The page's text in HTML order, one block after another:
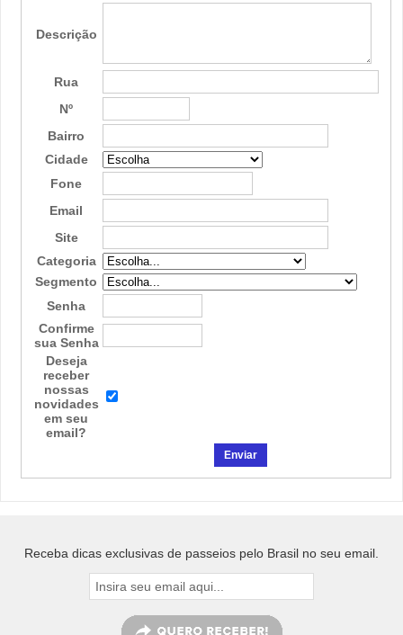
Descrição
Rua
Nº
Bairro
Cidade
Fone
Email
Site
Categoria
Segmento
Senha
Confirme
sua Senha
Deseja
receber
nossas
novidades
em seu
email?
Receba dicas exclusivas de passeios pelo Brasil no seu email.